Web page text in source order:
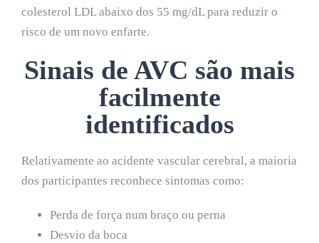
colesterol LDL abaixo dos 55 mg/dL para reduzir o
risco de um novo enfarte.
Sinais de AVC são mais
facilmente
identificados
Relativamente ao acidente vascular cerebral, a maioria
dos participantes reconhece sintomas como:
Perda de força num braço ou perna
Desvio da boca